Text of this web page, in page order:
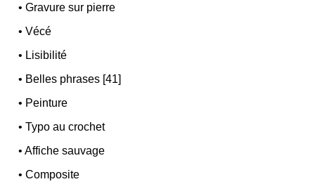
•Gravure sur pierre
•Vécé
• Lisibilité
• Belles phrases [41]
• Peinture
•Typo au crochet
•Affiche sauvage
•Composite